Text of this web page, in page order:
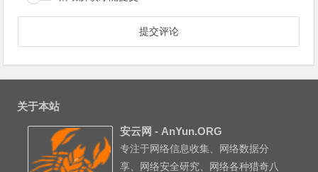
关于本站
安云网 - AnYun.ORG
专注于网络信息收集、网络数据分
享、网络安全研究、网络各种猎奇八